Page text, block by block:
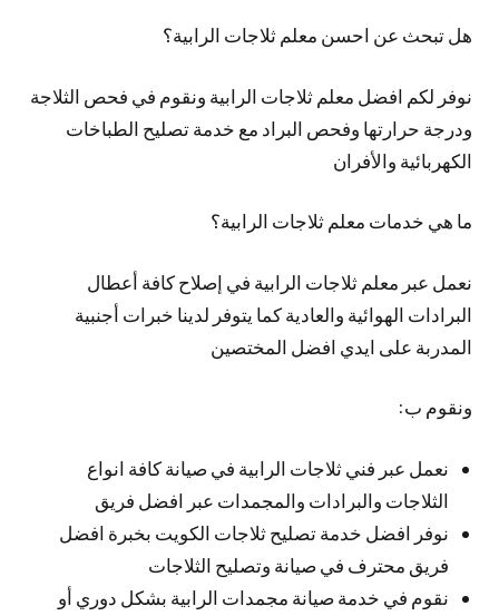
هل تبحث عن احسن معلم ثلاجات الرابية؟
نوفر لكم افضل معلم ثلاجات الرابية ونقوم في فحص الثلاجة
ودرجة حرارتها وفحص البراد مع خدمة تصليح الطباخات
الكهربائية والأفران
ما هي خدمات معلم ثلاجات الرابية؟
نعمل عبر معلم ثلاجات الرابية في إصلاح كافة أعطال
البرادات الهوائية والعادية كما يتوفر لدينا خبرات أجنبية
المدربة على ايدي افضل المختصين
ونقوم ب:
نعمل عبر فني ثلاجات الرابية في صيانة كافة انواع
الثلاجات والبرادات والمجمدات عبر افضل فريق
نوفر افضل خدمة تصليح ثلاجات الكويت بخبرة افضل
فريق محترف في صيانة وتصليح الثلاجات
نقوم في خدمة صيانة مجمدات الرابية بشكل دوري أو